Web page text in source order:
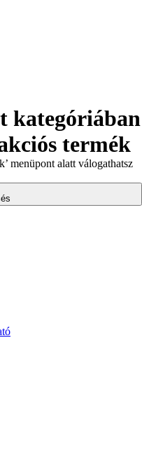
kategóriában
termék
menüpont alatt válogathatsz